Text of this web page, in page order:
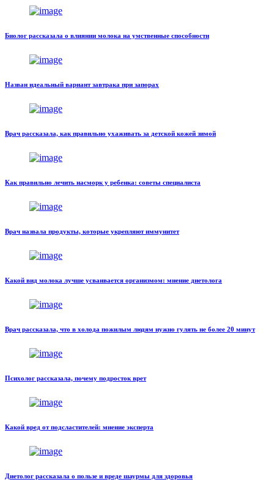
Биолог рассказала о влиянии молока на умственные способности
Назван идеальный вариант завтрака при запорах
Врач рассказала, как правильно ухаживать за детской кожей зимой
Как правильно лечить насморк у ребенка: советы специалиста
Врач назвала продукты, которые укрепляют иммунитет
Какой вид молока лучше усваивается организмом: мнение диетолога
Врач рассказала, что в холода пожилым людям нужно гулять не более 20 минут
Психолог рассказала, почему подросток врет
Какой вред от подсластителей: мнение эксперта
Диетолог рассказала о пользе и вреде шаурмы для здоровья